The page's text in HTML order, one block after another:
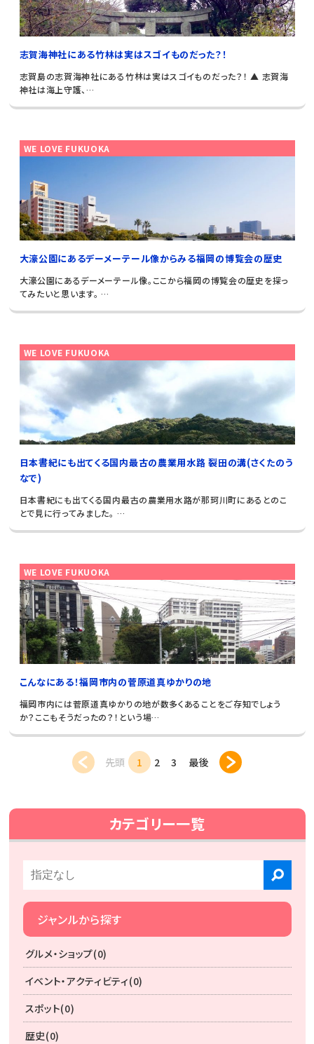
志賀海神社にある竹林は実はスゴイものだった？！
志賀島の志賀海神社にある竹林は実はスゴイものだった？！ ▲ 志賀海
神社は海上守護、…
WE LOVE FUKUOKA
大濠公園にあるデーメーテール像からみる福岡の博覧会の歴史
大濠公園にあるデーメーテール像。ここから福岡の博覧会の歴史を探っ
てみたいと思います。 …
WE LOVE FUKUOKA
日本書紀にも出てくる国内最古の農業用水路 裂田の溝(さくたのう
なで)
日本書紀にも出てくる国内最古の農業用水路が那珂川町にあるとのこ
とで見に行ってみました。 …
WE LOVE FUKUOKA
こんなにある！福岡市内の菅原道真ゆかりの地
福岡市内には菅原道真ゆかりの地が数多くあることをご存知でしょう
か？ここもそうだったの？！という場…
先頭 1 2 3 最後
カテゴリー一覧
ジャンルから探す
グルメ・ショップ(0)
イベント・アクティビティ(0)
スポット(0)
歴史(0)